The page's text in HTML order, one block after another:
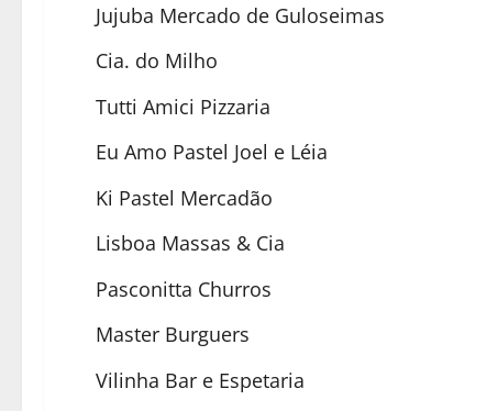
Jujuba Mercado de Guloseimas
Cia. do Milho
Tutti Amici Pizzaria
Eu Amo Pastel Joel e Léia
Ki Pastel Mercadão
Lisboa Massas & Cia
Pasconitta Churros
Master Burguers
Vilinha Bar e Espetaria